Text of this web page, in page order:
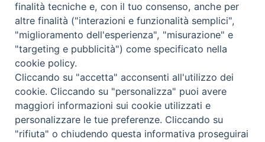
Abbonamento Annuale Digitale
Abbonamento Annuale Cartaceo
Abbonamento Singola Copia Digitale
Redazione: Pavia, Piazza Duomo 11 - tel. 0382.24736 -
amministrazione@ilticino.it - repossi@ilticino.it - P.
finalità tecniche e, con il tuo consenso, anche per
altre finalità ("interazioni e funzionalità semplici",
"miglioramento dell'esperienza", "misurazione" e
"targeting e pubblicità") come specificato nella
cookie policy.
Cliccando su "accetta" acconsenti all'utilizzo dei
cookie. Cliccando su "personalizza" puoi avere
maggiori informazioni sui cookie utilizzati e
personalizzare le tue preferenze. Cliccando su
"rifiuta" o chiudendo questa informativa proseguirai